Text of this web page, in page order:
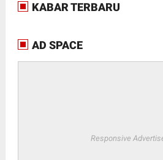
KABAR TERBARU
AD SPACE
Responsive